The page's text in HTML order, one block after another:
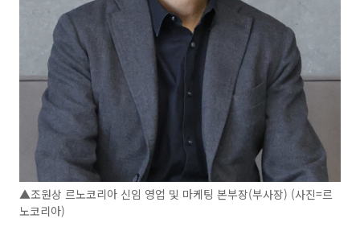
▲조원상 르노코리아 신임 영업 및 마케팅 본부장(부사장) (사진=르
노코리아)